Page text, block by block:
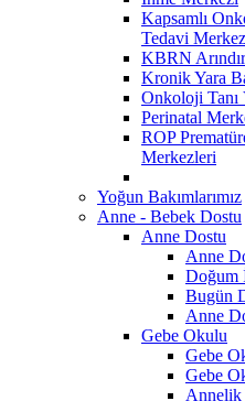
Kapsamlı
Tedavi
KBRN
Kronik Yara
Onkoloji
Perinatal
ROP
Merkezleri
Yoğun Bakımlarımız
Anne - Bebek Dostu
Anne Dostu
Anne
Doğum
Bugün
Anne
Gebe Okulu
Gebe
Gebe
Annelik